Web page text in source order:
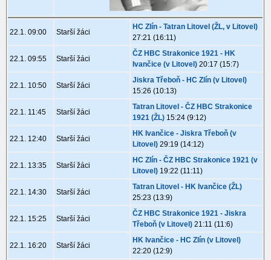
22.1. 09:00 Starší žáci
HC Zlín - Tatran Litovel (ŽL, v Litovel)
27:21 (16:11)
22.1. 09:55 Starší žáci
ČZ HBC Strakonice 1921 - HK
Ivančice (v Litovel) 20:17 (15:7)
22.1. 10:50 Starší žáci
Jiskra Třeboň - HC Zlín (v Litovel)
15:26 (10:13)
22.1. 11:45 Starší žáci
Tatran Litovel - ČZ HBC Strakonice
1921 (ŽL) 15:24 (9:12)
22.1. 12:40 Starší žáci
HK Ivančice - Jiskra Třeboň (v
Litovel) 29:19 (14:12)
22.1. 13:35 Starší žáci
HC Zlín - ČZ HBC Strakonice 1921 (v
Litovel) 19:22 (11:11)
22.1. 14:30 Starší žáci
Tatran Litovel - HK Ivančice (ŽL)
25:23 (13:9)
22.1. 15:25 Starší žáci
ČZ HBC Strakonice 1921 - Jiskra
Třeboň (v Litovel) 21:11 (11:6)
22.1. 16:20 Starší žáci
HK Ivančice - HC Zlín (v Litovel)
22:20 (12:9)